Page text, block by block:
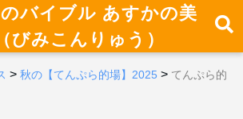
バイブル あすかの美
びみこんりゅう）
> 秋の【てんぷら的場】2025 > てんぷら的